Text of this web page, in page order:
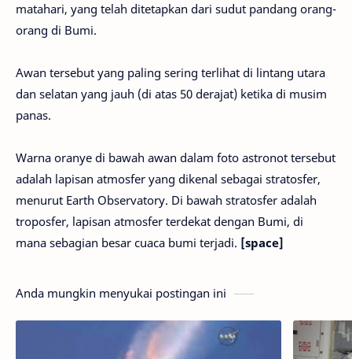
matahari, yang telah ditetapkan dari sudut pandang orang-
orang di Bumi.
Awan tersebut yang paling sering terlihat di lintang utara
dan selatan yang jauh (di atas 50 derajat) ketika di musim
panas.
Warna oranye di bawah awan dalam foto astronot tersebut
adalah lapisan atmosfer yang dikenal sebagai stratosfer,
menurut Earth Observatory. Di bawah stratosfer adalah
troposfer, lapisan atmosfer terdekat dengan Bumi, di
mana sebagian besar cuaca bumi terjadi. [space]
Anda mungkin menyukai postingan ini